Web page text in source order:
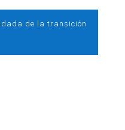
de la transición